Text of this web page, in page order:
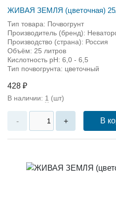
ЖИВАЯ ЗЕМЛЯ (цветочная)
Тип товара: Почвогрунт
Производитель (бренд):
Производство (страна): Россия
Объём: 25 литров
Кислотность pH: 6,0 - 6,5
Тип почвогрунта: цветочный
428 ₽
В наличии: 1 (шт)
- + В